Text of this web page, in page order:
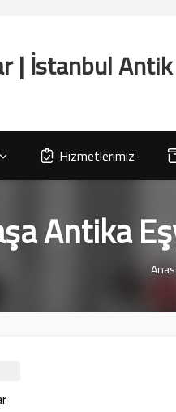
Hizmetlerimiz
Antika